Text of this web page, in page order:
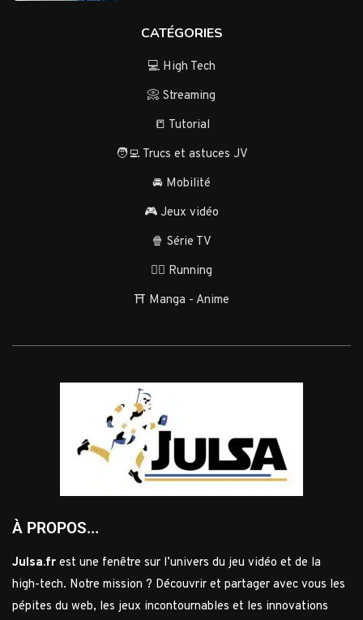
CATÉGORIES
💻 High Tech
📀 Streaming
📒 Tutorial
🧑‍💻 Trucs et astuces JV
🚘 Mobilité
🎮 Jeux vidéo
🍿 Série TV
🏃‍♂️ Running
⛩️ Manga - Anime
À PROPOS...
Julsa.fr est une fenêtre sur l’univers du jeu vidéo et de la
high-tech. Notre mission ? Découvrir et partager avec vous les
pépites du web, les jeux incontournables et les innovations